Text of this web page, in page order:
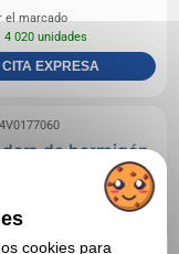
el marcado
4 020 unidades
CITA EXPRESA
de hormigón
cookies para